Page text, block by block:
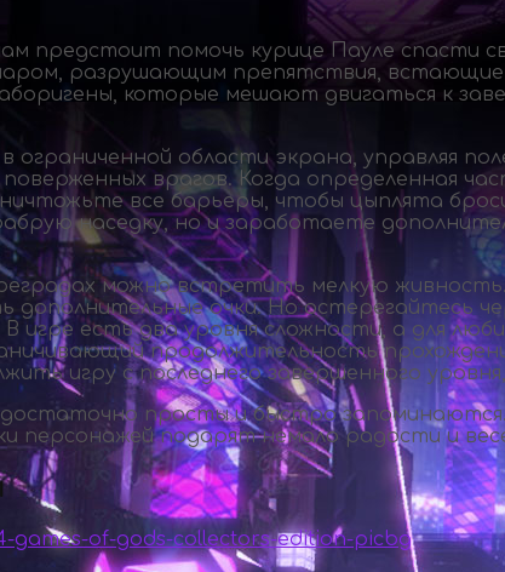
предстоит помочь курице Пауле спасти
разрушающим препятствия, встающие
которые мешают двигаться к
ограниченной области экрана, управляя
врагов. Когда определенная
все барьеры, чтобы цыплята
наседку, но и заработаете
можно встретить мелкую
дополнительные очки. Но остерегайтесь
игре есть два уровня сложности, а для
продолжительность
игру с последнего завершенного
просты и быстро
персонажей подарят немало радости и